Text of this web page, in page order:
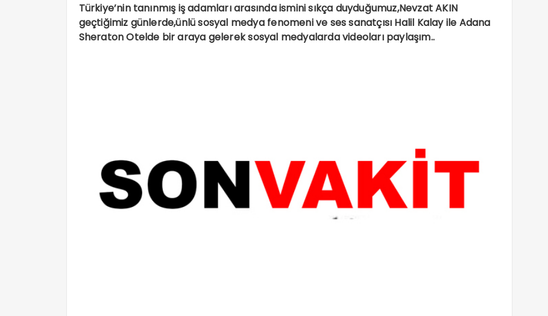
Türkiye’nin tanınmış iş adamları arasında ismini sıkça duyduğumuz,Nevzat AKIN
geçtiğimiz günlerde,ünlü sosyal medya fenomeni ve ses sanatçısı Halil Kalay ile Adana
Sheraton Otelde bir araya gelerek sosyal medyalarda videoları paylaşım..